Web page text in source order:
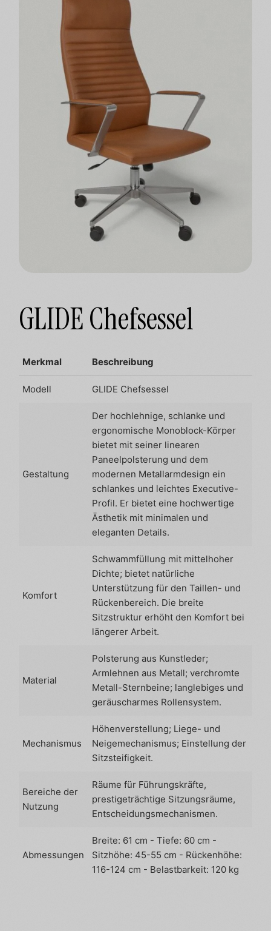
GLIDE Chefsessel
Merkmal Beschreibung
Modell GLIDE Chefsessel
Gestaltung
Der hochlehnige, schlanke und
ergonomische Monoblock-Körper
bietet mit seiner linearen
Paneelpolsterung und dem
modernen Metallarmdesign ein
schlankes und leichtes Executive-
Profil. Er bietet eine hochwertige
Ästhetik mit minimalen und
eleganten Details.
Komfort
Schwammfüllung mit mittelhoher
Dichte; bietet natürliche
Unterstützung für den Taillen- und
Rückenbereich. Die breite
Sitzstruktur erhöht den Komfort bei
längerer Arbeit.
Material
Polsterung aus Kunstleder;
Armlehnen aus Metall; verchromte
Metall-Sternbeine; langlebiges und
geräuscharmes Rollensystem.
Mechanismus
Höhenverstellung; Liege- und
Neigemechanismus; Einstellung der
Sitzsteifigkeit.
Bereiche der
Nutzung
Räume für Führungskräfte,
prestigeträchtige Sitzungsräume,
Entscheidungsmechanismen.
Abmessungen
Breite: 61 cm - Tiefe: 60 cm -
Sitzhöhe: 45-55 cm - Rückenhöhe:
116-124 cm - Belastbarkeit: 120 kg